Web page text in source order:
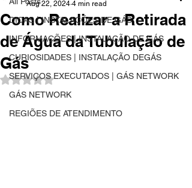
DICAS | INSTALAÇÕES DE GÁS
INFORMAÇÕES | INSTALAÇÃO DE GÁS
CURIOSIDADES | INSTALAÇÃO DEGÁS
SERVIÇOS EXECUTADOS | GÁS NETWORK
GÁS NETWORK
REGIÕES DE ATENDIMENTO
Como Realizar a Retirada
de Água da Tubulação de
Gás
Aug 22, 2024 4 min read
Rated NaN out of 5 stars.